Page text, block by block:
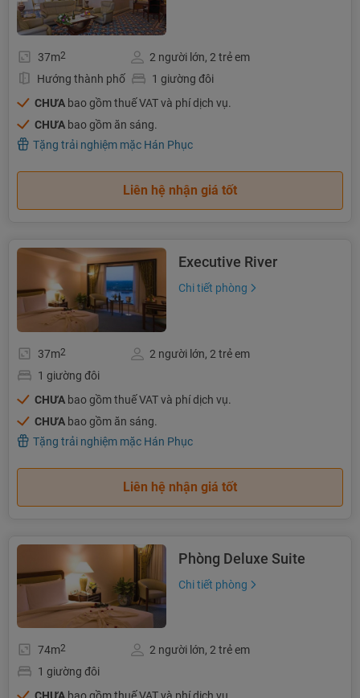
37m2
2 người lớn, 2 trẻ em
Hướng thành phố
1 giường đôi
CHƯA bao gồm thuế VAT và phí dịch vụ.
CHƯA bao gồm ăn sáng.
Tặng trải nghiệm mặc Hán Phục
Liên hệ nhận giá tốt
Executive River
Chi tiết phòng
37m2
2 người lớn, 2 trẻ em
1 giường đôi
CHƯA bao gồm thuế VAT và phí dịch vụ.
CHƯA bao gồm ăn sáng.
Tặng trải nghiệm mặc Hán Phục
Liên hệ nhận giá tốt
Phòng Deluxe Suite
Chi tiết phòng
74m2
2 người lớn, 2 trẻ em
1 giường đôi
CHƯA bao gồm thuế VAT và phí dịch vụ.